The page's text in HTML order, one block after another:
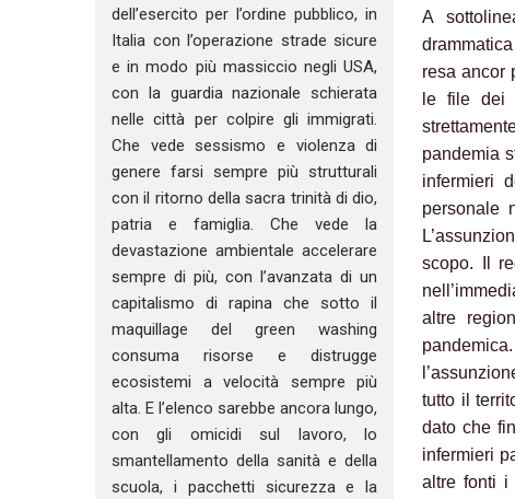
A
resa ancor
le file dei
pandemia
infermieri
personale
scopo. Il
altre
tutto il
dato che
infermieri
altre fonti i
dell’esercito per l’ordine pubblico, in
Italia con l’operazione strade sicure
e in modo più massiccio negli USA,
con la guardia nazionale schierata
nelle città per colpire gli immigrati.
Che vede sessismo e violenza di
genere farsi sempre più strutturali
con il ritorno della sacra trinità di dio,
patria e famiglia. Che vede la
devastazione ambientale accelerare
sempre di più, con l’avanzata di un
capitalismo di rapina che sotto il
maquillage del green washing
consuma risorse e distrugge
ecosistemi a velocità sempre più
alta. E l’elenco sarebbe ancora lungo,
con gli omicidi sul lavoro, lo
smantellamento della sanità e della
scuola, i pacchetti sicurezza e la